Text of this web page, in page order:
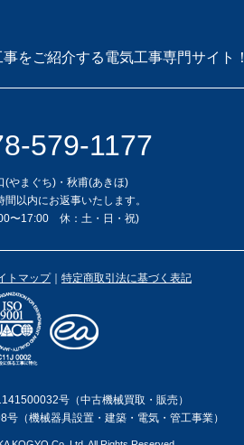
をご紹介する電気工事専門サイト！
579-1177
(やまぐち)・秋甫(あきほ)
以内にお返事いたします。
〜17:00 休：土・日・祝)
トマップ｜ 特定商取引法に基づく表記
号（中古機械買取・販売）
（機械器具設置・建築・電気・管工事業）